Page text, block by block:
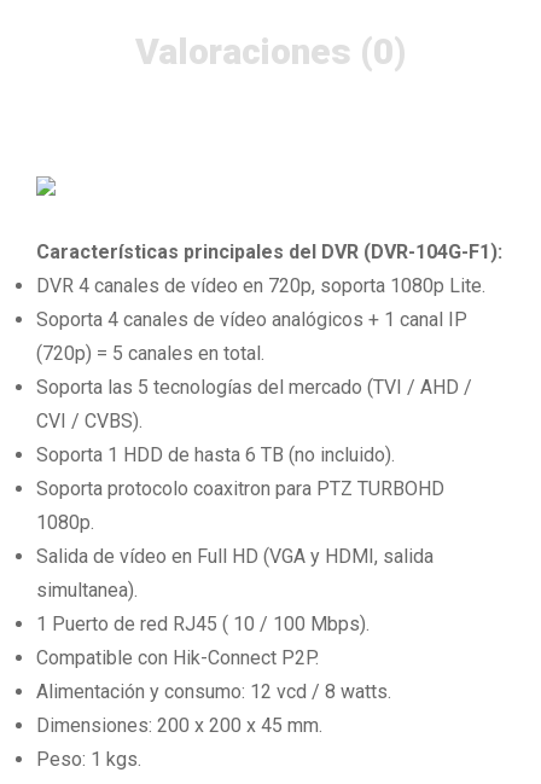
Valoraciones (0)
Características principales del DVR (DVR-104G-F1):
DVR 4 canales de vídeo en 720p, soporta 1080p Lite.
Soporta 4 canales de vídeo analógicos + 1 canal IP
(720p) = 5 canales en total.
Soporta las 5 tecnologías del mercado (TVI / AHD /
CVI / CVBS).
Soporta 1 HDD de hasta 6 TB (no incluido).
Soporta protocolo coaxitron para PTZ TURBOHD
1080p.
Salida de vídeo en Full HD (VGA y HDMI, salida
simultanea).
1 Puerto de red RJ45 ( 10 / 100 Mbps).
Compatible con Hik-Connect P2P.
Alimentación y consumo: 12 vcd / 8 watts.
Dimensiones: 200 x 200 x 45 mm.
Peso: 1 kgs.